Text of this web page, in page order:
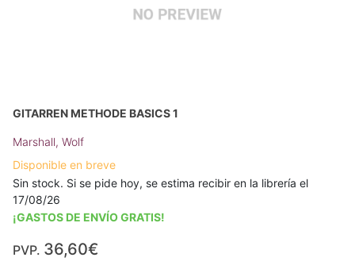
GITARREN METHODE BASICS 1
Marshall, Wolf
Disponible en breve
Sin stock. Si se pide hoy, se estima recibir en la librería el
17/08/26
¡GASTOS DE ENVÍO GRATIS!
PVP. 36,60€